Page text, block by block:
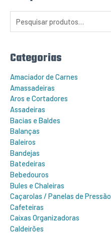
p
o
:
Categorias
Amaciador de Carnes
Amassadeiras
Aros e Cortadores
Assadeiras
Bacias e Baldes
Balanças
Baleiros
Bandejas
Batedeiras
Bebedouros
Bules e Chaleiras
Caçarolas / Panelas de Pressão
Cafeteiras
Caixas Organizadoras
Caldeirões